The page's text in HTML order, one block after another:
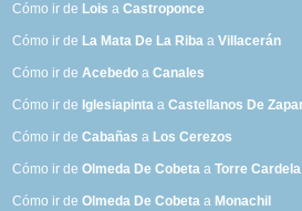
Cómo ir de Lois aCastroponce
Cómo ir de La Mata De La Riba aVillacerán
Cómo ir deAcebedo aCanales
Cómo ir de Iglesiapinta aCastellanos De
Cómo ir deCabañas a Los Cerezos
Cómo ir deOlmeda De Cobeta aTorre Cardela
Cómo ir deOlmeda De Cobeta a Monachil